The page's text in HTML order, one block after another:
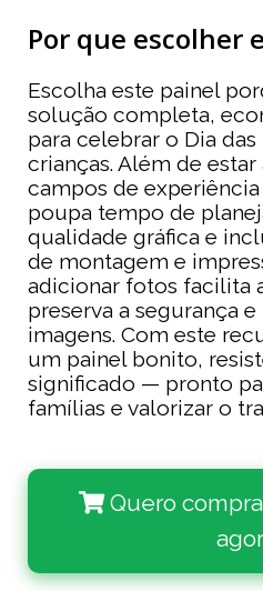
Por que escolher
Escolha este painel
solução completa,
para celebrar o Dia das
crianças. Além de
campos de
poupa tempo de
qualidade gráfica e
de montagem e
adicionar fotos facilita
preserva a segurança
imagens. Com este
um painel bonito,
significado — pronto
famílias e valorizar o
Quero